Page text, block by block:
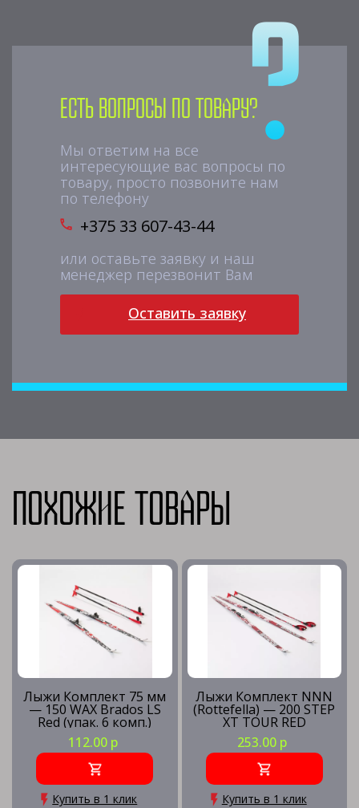
Есть вопросы по товару?
Мы ответим на все
интересующие вас вопросы по
товару, просто позвоните нам
по телефону
+375 33 607-43-44
или оставьте заявку и наш
менеджер перезвонит Вам
Оставить заявку
Похожие товары
Лыжи Комплект 75 мм
— 150 WAX Brados LS
Red (упак. 6 комп.)
112.00 р
Купить в 1 клик
Лыжи Комплект NNN
(Rottefella) — 200 STEP
XT TOUR RED
253.00 р
Купить в 1 клик